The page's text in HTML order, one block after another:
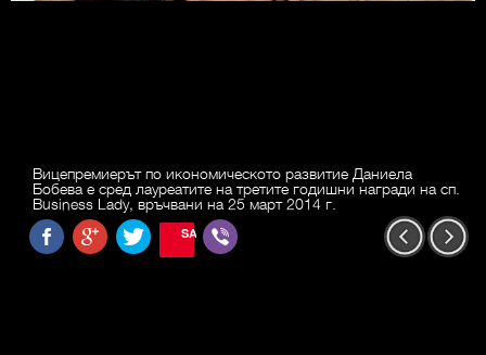
Вицепремиерът по икономическото развитие Даниела
Бобева е сред лауреатите на третите годишни награди на сп.
Business Lady, връчвани на 25 март 2014 г.
SAVE